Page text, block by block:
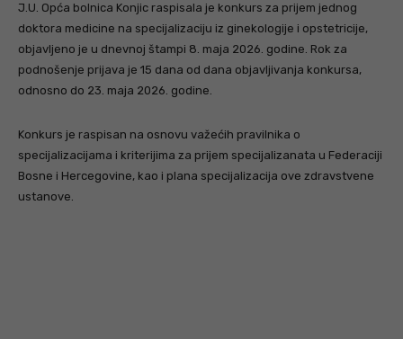
J.U. Opća bolnica Konjic raspisala je konkurs za prijem jednog
doktora medicine na specijalizaciju iz ginekologije i opstetricije,
objavljeno je u dnevnoj štampi 8. maja 2026. godine. Rok za
podnošenje prijava je 15 dana od dana objavljivanja konkursa,
odnosno do 23. maja 2026. godine.
Konkurs je raspisan na osnovu važećih pravilnika o
specijalizacijama i kriterijima za prijem specijalizanata u Federaciji
Bosne i Hercegovine, kao i plana specijalizacija ove zdravstvene
ustanove.